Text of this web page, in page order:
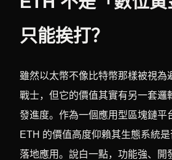
只能挨打？
雖然以太幣不像比特幣那樣被視為
戰士，但它的價值其實有另一套邏
發進度。作為一個應用型區塊鏈平
ETH 的價值高度仰賴其生態系統
落地應用。說白一點，功能強、開